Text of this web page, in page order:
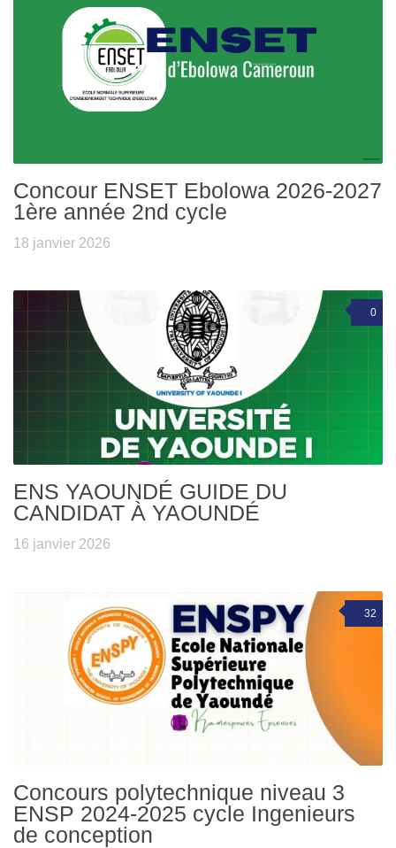
Concour ENSET Ebolowa 2026-2027
1ère année 2nd cycle
18 janvier 2026
0
ENS YAOUNDÉ GUIDE DU
CANDIDAT À YAOUNDÉ
16 janvier 2026
32
Concours polytechnique niveau 3
ENSP 2024-2025 cycle Ingenieurs
de conception